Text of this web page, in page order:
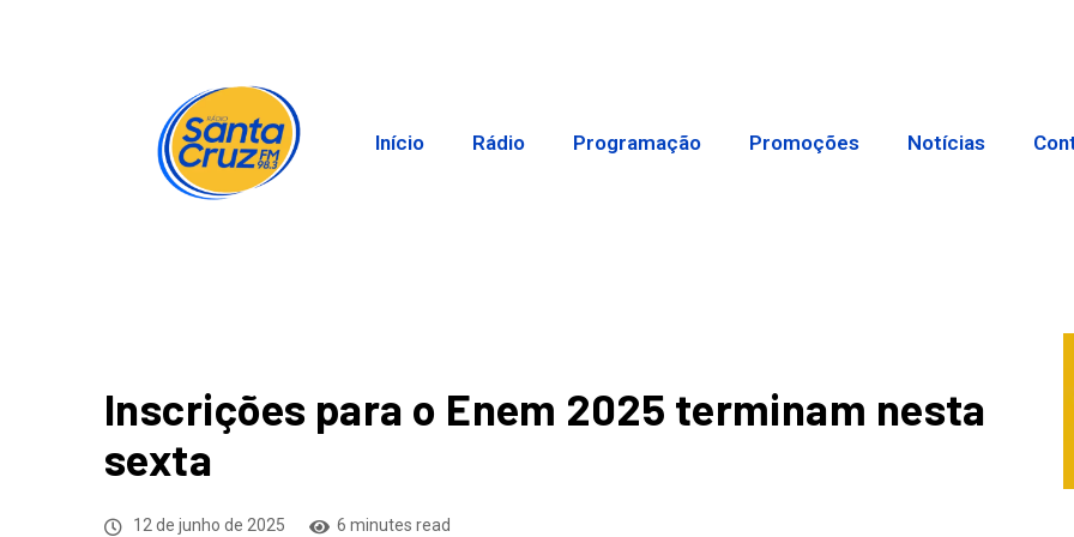
Início Rádio Programação Promoções Notícias
Inscrições para o Enem 2025 terminam nesta
sexta
12 de junho de 2025 6 minutes read